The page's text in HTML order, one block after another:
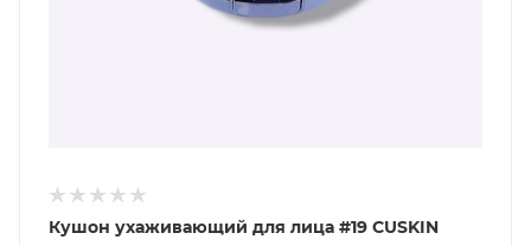
Кушон ухаживающий для лица #19 CUSKIN